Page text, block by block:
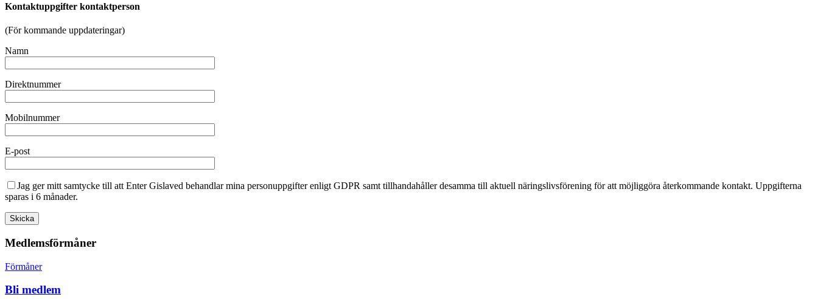
Kontaktuppgifter kontaktperson
(För kommande uppdateringar)
Namn
Direktnummer
Mobilnummer
E-post
Jag ger mitt samtycke till att Enter Gislaved behandlar mina personuppgifter enligt GDPR samt tillhandahåller desamma till aktuell näringslivsförening för att möjliggöra återkommande kontakt. Uppgifterna
sparas i 6 månader.
Medlemsförmåner
Förmåner
Bli medlem